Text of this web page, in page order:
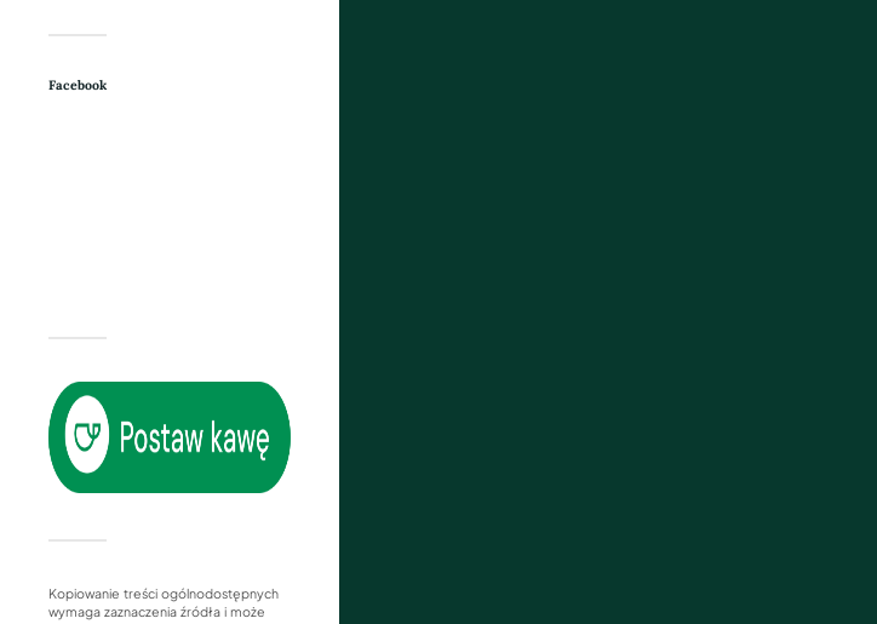
Facebook
Kopiowanie treści ogólnodostępnych
wymaga zaznaczenia źródła i może